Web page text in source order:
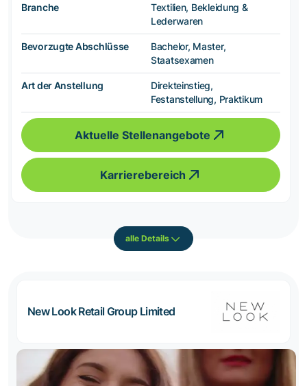
Branche
Textilien, Bekleidung &
Lederwaren
Bevorzugte Abschlüsse
Bachelor, Master,
Staatsexamen
Art der Anstellung
Direkteinstieg,
Festanstellung, Praktikum
Aktuelle Stellenangebote
Karrierebereich
alle Details
New Look Retail Group Limited